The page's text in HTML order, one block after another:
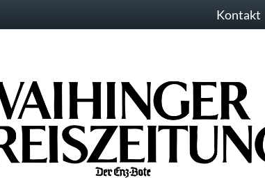
Kontakt